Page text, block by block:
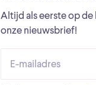
Altijd als eerste op
onze nieuwsbrief!